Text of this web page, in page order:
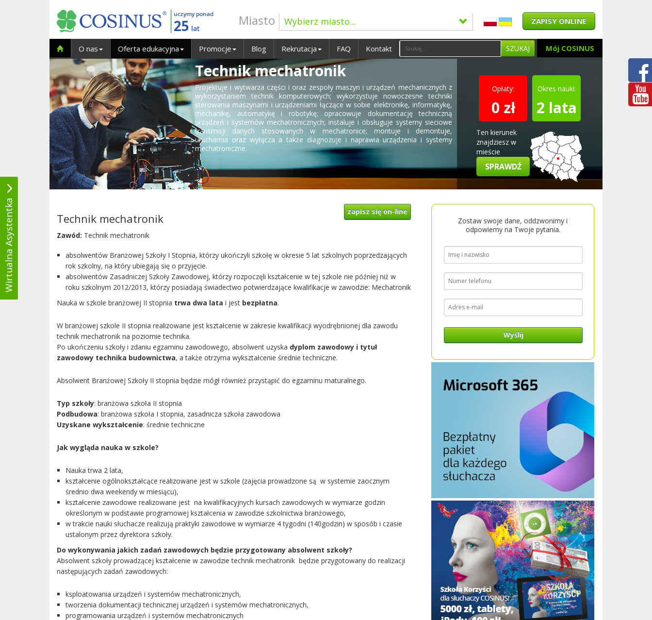
uczymy ponad
25 lat
Miasto Wybierz miasto... ZAPISY ONLINE
Mój COSINUS
O nas Oferta edukacyjna Promocje Blog Rekrutacja FAQ Kontakt SZUKAJ
Technik mechatronik
Projektuje i wytwarza części i oraz zespoły maszyn i urządzeń mechanicznych z
wykorzystaniem technik komputerowych; wykorzystuje nowoczesne techniki
sterowania maszynami i urządzeniami łączące w sobie elektronikę, informatykę,
mechanikę, automatykę i robotykę; opracowuje dokumentację techniczną
urządzeń i systemów mechatronicznych; instaluje i obsługuje systemy sieciowe
transmisji danych stosowanych w mechatronice; montuje i demontuje,
uruchamia oraz wyłącza a także diagnozuje i naprawia urządzenia i systemy
mechatroniczne.
Opłaty:
0 zł
Okres nauki:
2 lata
Ten kierunek
znajdziesz w
mieście
SPRAWDŹ
zapisz się on-line
Technik mechatronik
Zawód: Technik mechatronik
absolwentów Branżowej Szkoły I Stopnia, którzy ukończyli szkołę w okresie 5 lat szkolnych poprzedzających
rok szkolny, na który ubiegają się o przyjęcie.
absolwentów Zasadniczej Szkoły Zawodowej, którzy rozpoczęli kształcenie w tej szkole nie później niż w
roku szkolnym 2012/2013, którzy posiadają świadectwo potwierdzające kwalifikacje w zawodzie: Mechatronik
Nauka w szkole branżowej II stopnia trwa dwa lata i jest bezpłatna.
W branżowej szkole II stopnia realizowane jest kształcenie w zakresie kwalifikacji wyodrębnionej dla zawodu
technik mechatronik na poziomie technika.
Po ukończeniu szkoły i zdaniu egzaminu zawodowego, absolwent uzyska dyplom zawodowy i tytuł
zawodowy technika budownictwa, a także otrzyma wykształcenie średnie techniczne.
Absolwent Branżowej Szkoły II stopnia będzie mógł również przystąpić do egzaminu maturalnego.
Typ szkoły: branżowa szkoła II stopnia
Podbudowa: branżowa szkoła I stopnia, zasadnicza szkoła zawodowa
Uzyskane wykształcenie: średnie techniczne
Jak wygląda nauka w szkole?
Nauka trwa 2 lata,
kształcenie ogólnokształcące realizowane jest w szkole (zajęcia prowadzone są w systemie zaocznym
średnio dwa weekendy w miesiącu),
kształcenie zawodowe realizowane jest na kwalifikacyjnych kursach zawodowych w wymiarze godzin
określonym w podstawie programowej kształcenia w zawodzie szkolnictwa branżowego,
w trakcie nauki słuchacze realizują praktyki zawodowe w wymiarze 4 tygodni (140godzin) w sposób i czasie
ustalonym przez dyrektora szkoły.
Do wykonywania jakich zadań zawodowych będzie przygotowany absolwent szkoły?
Absolwent szkoły prowadzącej kształcenie w zawodzie technik mechatronik będzie przygotowany do realizacji
następujących zadań zawodowych:
ksploatowania urządzeń i systemów mechatronicznych,
tworzenia dokumentacji technicznej urządzeń i systemów mechatronicznych,
programowania urządzeń i systemów mechatronicznych
Zostaw swoje dane, oddzwonimy i
odpowiemy na Twoje pytania.
Wyślij
Wirtualna Asystentka